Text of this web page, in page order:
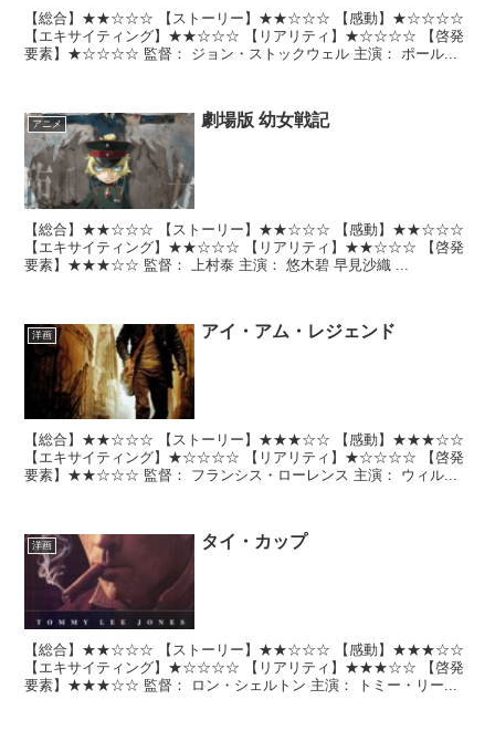
【総合】★★☆☆☆ 【ストーリー】★★☆☆☆ 【感動】★☆☆☆☆
【エキサイティング】★★☆☆☆ 【リアリティ】★☆☆☆☆ 【啓発
要素】★☆☆☆☆ 監督： ジョン・ストックウェル 主演： ポール...
アニメ 劇場版 幼女戦記
【総合】★★☆☆☆ 【ストーリー】★★☆☆☆ 【感動】★★☆☆☆
【エキサイティング】★★☆☆☆ 【リアリティ】★★☆☆☆ 【啓発
要素】★★★☆☆ 監督： 上村泰 主演： 悠木碧 早見沙織 ...
洋画 アイ・アム・レジェンド
【総合】★★☆☆☆ 【ストーリー】★★★☆☆ 【感動】★★★☆☆
【エキサイティング】★☆☆☆☆ 【リアリティ】★☆☆☆☆ 【啓発
要素】★★☆☆☆ 監督： フランシス・ローレンス 主演： ウィル...
洋画 タイ・カップ
【総合】★★☆☆☆ 【ストーリー】★★☆☆☆ 【感動】★★★☆☆
【エキサイティング】★☆☆☆☆ 【リアリティ】★★★☆☆ 【啓発
要素】★★★☆☆ 監督： ロン・シェルトン 主演： トミー・リー...